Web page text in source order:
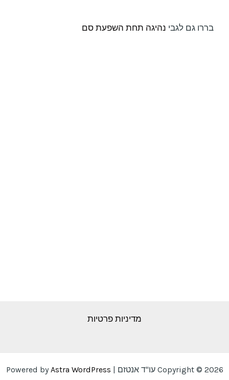
בררו גם לגבי נהיגה תחת השפעת סם
מדיניות פרטיות
Copyright © 2026 עו"ד אנטזם | Powered by
Astra WordPress